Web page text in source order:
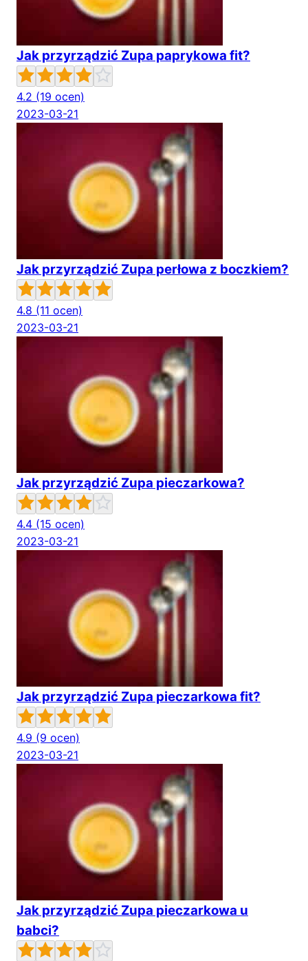
Jak przyrządzić Zupa paprykowa fit?
4.2 (19 ocen)
2023-03-21
Jak przyrządzić Zupa perłowa z boczkiem?
4.8 (11 ocen)
2023-03-21
Jak przyrządzić Zupa pieczarkowa?
4.4 (15 ocen)
2023-03-21
Jak przyrządzić Zupa pieczarkowa fit?
4.9 (9 ocen)
2023-03-21
Jak przyrządzić Zupa pieczarkowa u
babci?